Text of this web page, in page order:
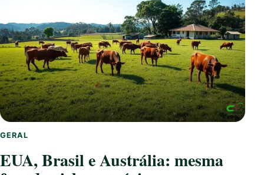
GERAL
EUA, Brasil e Austrália: mesma